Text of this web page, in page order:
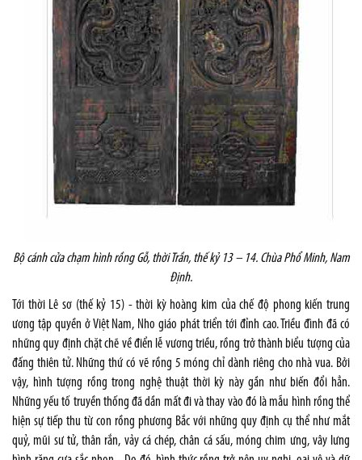
Bộ cánh cửa chạm hình rồngGỗ, thời Trần, thế kỷ 13 – 14. Chùa Phổ Minh, Nam
Định.
Tới thời Lê sơ (thế kỷ 15) - thời kỳ hoàng kim của chế độ phong kiến trung
ương tập quyền ở Việt Nam, Nho giáo phát triển tới đỉnh cao. Triều đình đã có
những quy định chặt chẽ về điển lễ vương triều, rồng trở thành biểu tượng của
đấng thiên tử. Những thứ có vẽ rồng 5 móng chỉ dành riêng cho nhà vua. Bởi
vậy, hình tượng rồng trong nghệ thuật thời kỳ này gần như biến đổi hẳn.
Những yếu tố truyền thống đã dần mất đi và thay vào đó là mẫu hình rồng thể
hiện sự tiếp thu từ con rồng phương Bắc với những quy định cụ thể như mắt
quỷ, mũi sư tử, thân rắn, vảy cá chép, chân cá sấu, móng chim ưng, vây lưng